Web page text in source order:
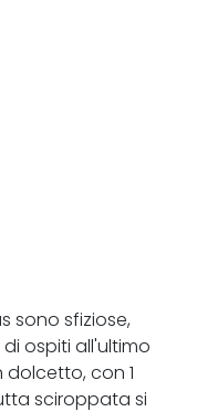
sono sfiziose,
ospiti all'ultimo
con 1
sciroppata si